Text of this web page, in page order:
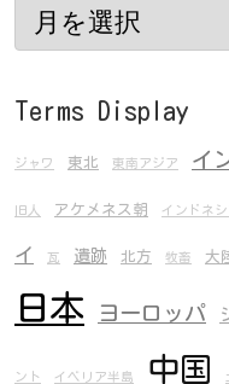
Terms Display
ジャワ 東北 東南アジア イ
旧人 アケメネス朝 インドネシ
イ 瓦 遺跡 北方 牧畜 大
日本 ヨーロッパ
ント イベリア半島 中国